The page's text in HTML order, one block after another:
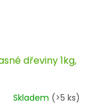
dřeviny 1kg,
Skladem (>5 ks)